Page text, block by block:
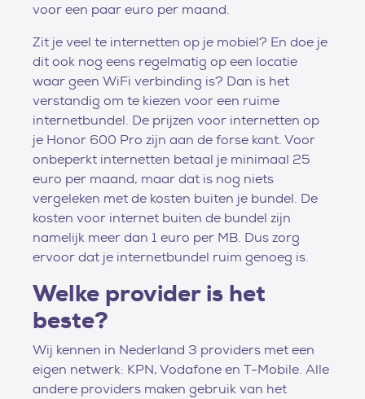
voor een paar euro per maand.
Zit je veel te internetten op je mobiel? En doe je
dit ook nog eens regelmatig op een locatie
waar geen WiFi verbinding is? Dan is het
verstandig om te kiezen voor een ruime
internetbundel. De prijzen voor internetten op
je Honor 600 Pro zijn aan de forse kant. Voor
onbeperkt internetten betaal je minimaal 25
euro per maand, maar dat is nog niets
vergeleken met de kosten buiten je bundel. De
kosten voor internet buiten de bundel zijn
namelijk meer dan 1 euro per MB. Dus zorg
ervoor dat je internetbundel ruim genoeg is.
Welke provider is het
beste?
Wij kennen in Nederland 3 providers met een
eigen netwerk: KPN, Vodafone en T-Mobile. Alle
andere providers maken gebruik van het